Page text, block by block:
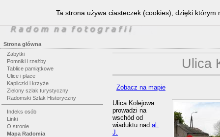
Strona główna
Zabytki
Pomniki i rzeźby
Tablice pamiątkowe
Ulice i place
Kapliczki i krzyże
Zielony szlak turystyczny
Radomski Szlak Historyczny
Indeks osób
Linki
O stronie
Mapa Radomia
Ulica
Zobacz na mapie
Ulica Kolejowa
prowadzi na
wschód od
wiaduktu nad al.
J.
Ta strona używa ciasteczek (cookies), dzięki którym